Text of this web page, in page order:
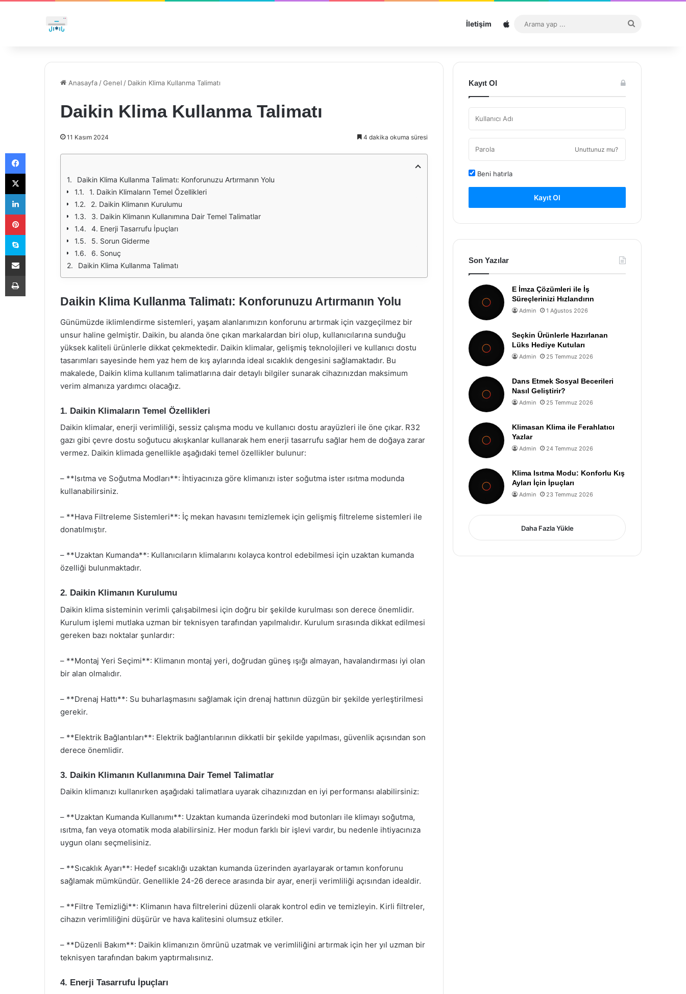
İletişim Sitemap
...
Anasayfa /Genel / Daikin Klima Kullanma Talimatı
Daikin Klima Kullanma Talimatı
11 Kasım 2024 4 dakika okuma süresi
Daikin Klima Kullanma Talimatı: Konforunuzu Artırmanın Yolu
1. Daikin Klimaların Temel Özellikleri
2. Daikin Klimanın Kurulumu
3. Daikin Klimanın Kullanımına Dair Temel Talimatlar
4. Enerji Tasarrufu İpuçları
5. Sorun Giderme
6. Sonuç
Daikin Klima Kullanma Talimatı
Daikin Klima Kullanma Talimatı: Konforunuzu Artırmanın Yolu
Günümüzde iklimlendirme sistemleri, yaşam alanlarımızın konforunu artırmak için vazgeçilmez bir
unsur haline gelmiştir. Daikin, bu alanda öne çıkan markalardan biri olup, kullanıcılarına sunduğu
yüksek kaliteli ürünlerle dikkat çekmektedir. Daikin klimalar, gelişmiş teknolojileri ve kullanıcı dostu
tasarımları sayesinde hem yaz hem de kış aylarında ideal sıcaklık dengesini sağlamaktadır. Bu
makalede, Daikin klima kullanım talimatlarına dair detaylı bilgiler sunarak cihazınızdan maksimum
verim almanıza yardımcı olacağız.
1. Daikin Klimaların Temel Özellikleri
Daikin klimalar, enerji verimliliği, sessiz çalışma modu ve kullanıcı dostu arayüzleri ile öne çıkar. R32
gazı gibi çevre dostu soğutucu akışkanlar kullanarak hem enerji tasarrufu sağlar hem de doğaya zarar
vermez. Daikin klimada genellikle aşağıdaki temel özellikler bulunur:
– **Isıtma ve Soğutma Modları**: İhtiyacınıza göre klimanızı ister soğutma ister ısıtma modunda
kullanabilirsiniz.
– **Hava Filtreleme Sistemleri**: İç mekan havasını temizlemek için gelişmiş filtreleme sistemleri ile
donatılmıştır.
– **Uzaktan Kumanda**: Kullanıcıların klimalarını kolayca kontrol edebilmesi için uzaktan kumanda
özelliği bulunmaktadır.
2. Daikin Klimanın Kurulumu
Daikin klima sisteminin verimli çalışabilmesi için doğru bir şekilde kurulması son derece önemlidir.
Kurulum işlemi mutlaka uzman bir teknisyen tarafından yapılmalıdır. Kurulum sırasında dikkat edilmesi
gereken bazı noktalar şunlardır:
– **Montaj Yeri Seçimi**: Klimanın montaj yeri, doğrudan güneş ışığı almayan, havalandırması iyi olan
bir alan olmalıdır.
– **Drenaj Hattı**: Su buharlaşmasını sağlamak için drenaj hattının düzgün bir şekilde yerleştirilmesi
gerekir.
– **Elektrik Bağlantıları**: Elektrik bağlantılarının dikkatli bir şekilde yapılması, güvenlik açısından son
derece önemlidir.
3. Daikin Klimanın Kullanımına Dair Temel Talimatlar
Daikin klimanızı kullanırken aşağıdaki talimatlara uyarak cihazınızdan en iyi performansı alabilirsiniz:
– **Uzaktan Kumanda Kullanımı**: Uzaktan kumanda üzerindeki mod butonları ile klimayı soğutma,
ısıtma, fan veya otomatik moda alabilirsiniz. Her modun farklı bir işlevi vardır, bu nedenle ihtiyacınıza
uygun olanı seçmelisiniz.
– **Sıcaklık Ayarı**: Hedef sıcaklığı uzaktan kumanda üzerinden ayarlayarak ortamın konforunu
sağlamak mümkündür. Genellikle 24-26 derece arasında bir ayar, enerji verimliliği açısından idealdir.
– **Filtre Temizliği**: Klimanın hava filtrelerini düzenli olarak kontrol edin ve temizleyin. Kirli filtreler,
cihazın verimliliğini düşürür ve hava kalitesini olumsuz etkiler.
– **Düzenli Bakım**: Daikin klimanızın ömrünü uzatmak ve verimliliğini artırmak için her yıl uzman bir
teknisyen tarafından bakım yaptırmalısınız.
4. Enerji Tasarrufu İpuçları
Kayıt Ol
Unuttunuz mu?
Beni hatırla
Kayıt Ol
Son Yazılar
E İmza Çözümleri ile İş
Süreçlerinizi Hızlandırın
Admin 1 Ağustos 2026
Seçkin Ürünlerle Hazırlanan
Lüks Hediye Kutuları
Admin 25 Temmuz 2026
Dans Etmek Sosyal Becerileri
Nasıl Geliştirir?
Admin 25 Temmuz 2026
Klimasan Klima ile Ferahlatıcı
Yazlar
Admin 24 Temmuz 2026
Klima Isıtma Modu: Konforlu Kış
Ayları İçin İpuçları
Admin 23 Temmuz 2026
Daha Fazla Yükle
Facebook
X
LinkedIn
Pinterest
Skype
E-Posta ile paylaş